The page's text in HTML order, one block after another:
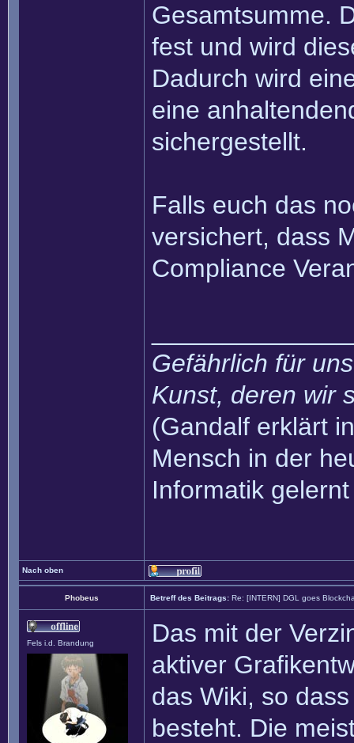
Gesamtsumme.
fest und wird
Dadurch wird
eine
sichergestellt.
Falls euch das
versichert, dass
Compliance
Gefährlich für
Kunst, deren wir
(Gandalf erklärt
Mensch in der
Informatik
Nach oben
Phobeus Betreff des Beitrags: Re: [INTERN] DGL goes
Fels i.d. Brandung
Das mit der
aktiver
das Wiki, so
besteht. Die